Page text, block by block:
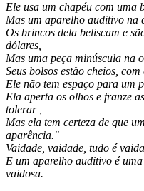
Ele usa um chapéu com uma
Mas um aparelho auditivo na
Os brincos dela beliscam e
dólares,
Mas uma peça minúscula na
Seus bolsos estão cheios,
Ele não tem espaço para um
Ela aperta os olhos e franze
tolerar ,
Mas ela tem certeza de que
aparência."
Vaidade, vaidade, tudo é
E um aparelho auditivo é
vaidosa.